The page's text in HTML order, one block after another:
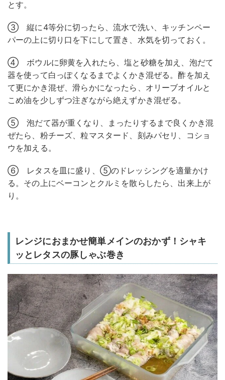
とす。
③ 縦に4等分に切ったら、流水で洗い、キッチンペー
パーの上に切り口を下にして置き、水気を切っておく。
④ ボウルに卵黄を入れたら、塩と砂糖を加え、泡だて
器を使って白っぽくなるまでよくかき混ぜる。酢を加え
て更にかき混ぜ、滑らかになったら、オリーブオイルと
こめ油を少しずつ注ぎながら絶えずかき混ぜる。
⑤ 泡だて器が重くなり、まったりするまで良くかき混
ぜたら、粉チーズ、粒マスタード、刻みパセリ、コショ
ウを加える。
⑥ レタスを皿に盛り、⑤のドレッシングを適量かけ
る。その上にベーコンとクルミを散らしたら、出来上が
り。
レンジにおまかせ簡単メインのおかず！シャキ
ッとレタスの豚しゃぶ巻き